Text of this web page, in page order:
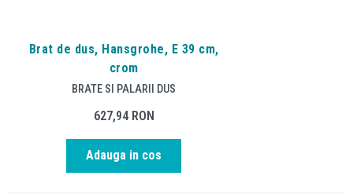
Brat de dus, Hansgrohe, E 39 cm,
crom
BRATE SI PALARII DUS
627,94 RON
Adauga in cos